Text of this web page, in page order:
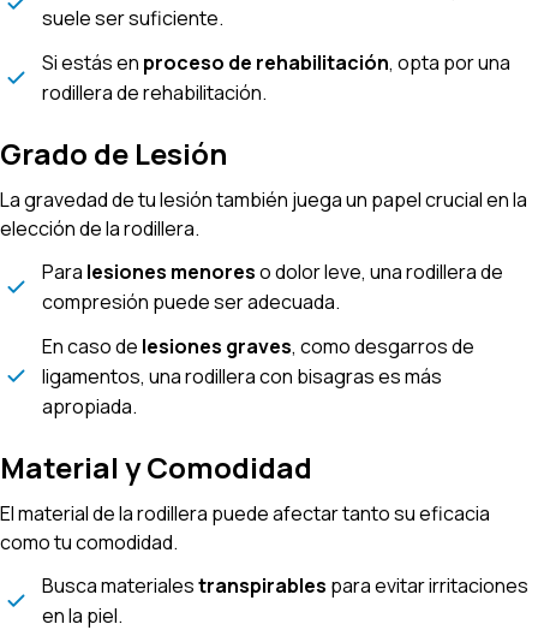
suele ser suficiente.
Si estás en proceso de rehabilitación, opta por una
rodillera de rehabilitación.
Grado de Lesión
La gravedad de tu lesión también juega un papel crucial en la
elección de la rodillera.
Para lesiones menoreso dolor leve, una rodillera de
compresión puede ser adecuada.
En caso de lesiones graves, como desgarros de
ligamentos, una rodillera con bisagras es más
apropiada.
Material y Comodidad
El material de la rodillera puede afectar tanto su eficacia
como tu comodidad.
Busca materialestranspirables para evitar irritaciones
en la piel.